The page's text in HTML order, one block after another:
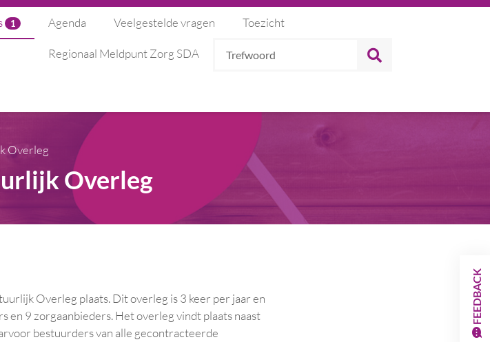
1 Agenda Veelgestelde vragen Toezicht
Regionaal Meldpunt Zorg SDA Trefwoord
Overleg
Overleg
Overleg plaats. Dit overleg is 3 keer per jaar en
en 9 zorgaanbieders. Het overleg vindt plaats naast
bestuurders van alle gecontracteerde
FEEDBACK